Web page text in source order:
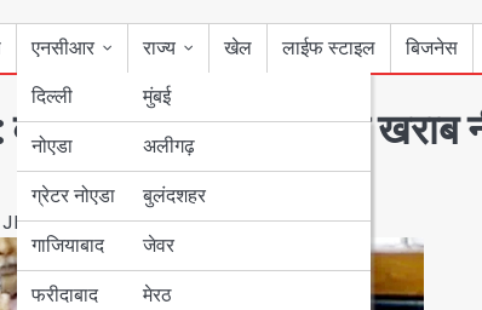
एनसीआर
दिल्ली
नोएडा
ग्रेटर नोएडा
गाजियाबाद
फरीदाबाद
राज्य
मुंबई
उत्तर प्रदेश
अलीगढ़
बुलंदशहर
जेवर
मेरठ
बिहार
पंजाब
हरियाणा
खेल लाईफ स्टाइल बिजनेस
2004-14 का दशक खराब